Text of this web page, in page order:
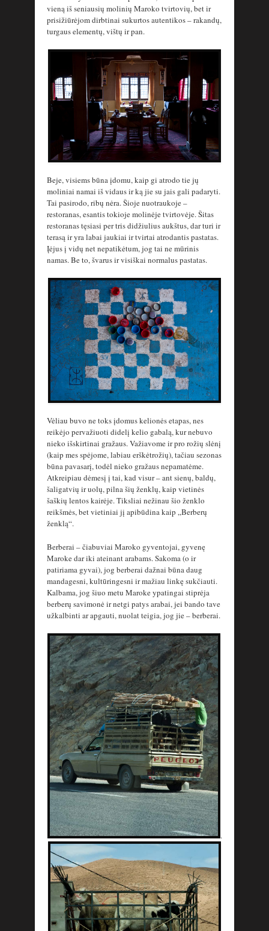
vieną iš seniausių molinių Maroko tvirtovių, bet ir
prisižiūrėjom dirbtinai sukurtos autentikos – rakandų,
turgaus elementų, vištų ir pan.
Beje, visiems būna įdomu, kaip gi atrodo tie jų
moliniai namai iš vidaus ir ką jie su jais gali padaryti.
Tai pasirodo, ribų nėra. Šioje nuotraukoje –
restoranas, esantis tokioje molinėje tvirtovėje. Šitas
restoranas tęsiasi per tris didžiulius aukštus, dar turi ir
terasą ir yra labai jaukiai ir tvirtai atrodantis pastatas.
Įėjus į vidų net nepatikėtum, jog tai ne mūrinis
namas. Be to, švarus ir visiškai normalus pastatas.
Vėliau buvo ne toks įdomus kelionės etapas, nes
reikėjo pervažiuoti didelį kelio gabalą, kur nebuvo
nieko išskirtinai gražaus. Važiavome ir pro rožių slėnį
(kaip mes spėjome, labiau erškėtrožių), tačiau sezonas
būna pavasarį, todėl nieko gražaus nepamatėme.
Atkreipiau dėmesį į tai, kad visur – ant sienų, baldų,
šaligatvių ir uolų, pilna šių ženklų, kaip vietinės
šaškių lentos kairėje. Tiksliai nežinau šio ženklo
reikšmės, bet vietiniai jį apibūdina kaip „Berberų
ženklą“.
Berberai – čiabuviai Maroko gyventojai, gyvenę
Maroke dar iki ateinant arabams. Sakoma (o ir
patiriama gyvai), jog berberai dažnai būna daug
mandagesni, kultūringesni ir mažiau linkę sukčiauti.
Kalbama, jog šiuo metu Maroke ypatingai stiprėja
berberų savimonė ir netgi patys arabai, jei bando tave
užkalbinti ar apgauti, nuolat teigia, jog jie – berberai.
.